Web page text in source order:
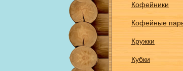
Кофейники
Кофейные
Кружки
Кубки